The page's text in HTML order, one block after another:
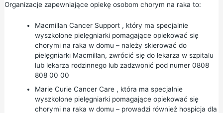
Organizacje zapewniające opiekę osobom chorym na raka to:
Macmillan Cancer Support, który ma specjalnie
wyszkolone pielęgniarki pomagające opiekować się
chorymi na raka w domu – należy skierować do
pielęgniarki Macmillan, zwrócić się do lekarza w szpitalu
lub lekarza rodzinnego lub zadzwonić pod numer 0808
808 00 00
Marie Curie Cancer Care, która ma specjalnie
wyszkolone pielęgniarki pomagające opiekować się
chorymi na raka w domu – prowadzi również hospicja dla